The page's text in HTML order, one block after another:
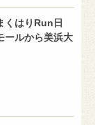
くはりRun日
ールから美浜大